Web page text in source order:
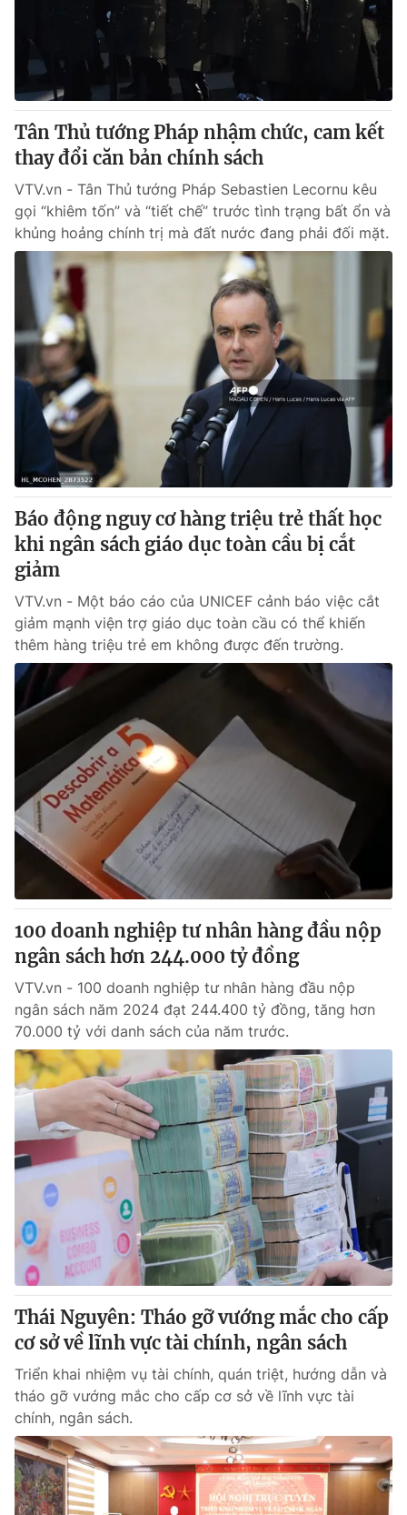
Tân Thủ tướng Pháp nhậm chức, cam kết
thay đổi căn bản chính sách
VTV.vn - Tân Thủ tướng Pháp Sebastien Lecornu kêu
gọi “khiêm tốn” và “tiết chế” trước tình trạng bất ổn và
khủng hoảng chính trị mà đất nước đang phải đối mặt.
Báo động nguy cơ hàng triệu trẻ thất học
khi ngân sách giáo dục toàn cầu bị cắt
giảm
VTV.vn - Một báo cáo của UNICEF cảnh báo việc cắt
giảm mạnh viện trợ giáo dục toàn cầu có thể khiến
thêm hàng triệu trẻ em không được đến trường.
100 doanh nghiệp tư nhân hàng đầu nộp
ngân sách hơn 244.000 tỷ đồng
VTV.vn - 100 doanh nghiệp tư nhân hàng đầu nộp
ngân sách năm 2024 đạt 244.400 tỷ đồng, tăng hơn
70.000 tỷ với danh sách của năm trước.
Thái Nguyên: Tháo gỡ vướng mắc cho cấp
cơ sở về lĩnh vực tài chính, ngân sách
Triển khai nhiệm vụ tài chính, quán triệt, hướng dẫn và
tháo gỡ vướng mắc cho cấp cơ sở về lĩnh vực tài
chính, ngân sách.